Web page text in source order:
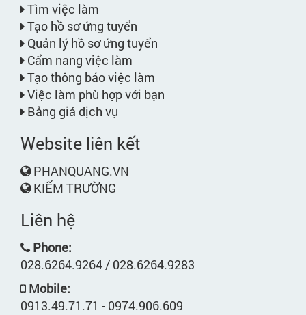
Tìm việc làm
Tạo hồ sơ ứng tuyển
Quản lý hồ sơ ứng tuyển
Cẩm nang việc làm
Tạo thông báo việc làm
Việc làm phù hợp với bạn
Bảng giá dịch vụ
Website liên kết
PHANQUANG.VN
KIẾM TRƯỜNG
Liên hệ
Phone:
028.6264.9264 / 028.6264.9283
Mobile:
0913.49.71.71 - 0974.906.609